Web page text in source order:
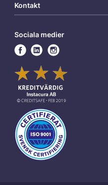
Kontakt
Sociala medier